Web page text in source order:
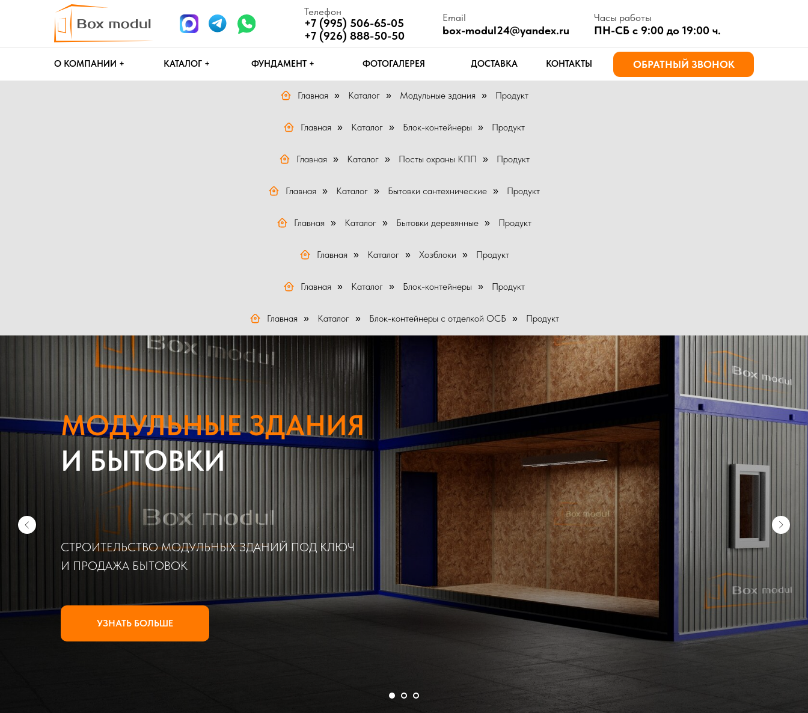
Телефон
+7 (995) 506-65-05
+7 (926) 888-50-50
box-modul24@yandex.ru ПН-СБ с 9:00 до 19:00 ч.
ОБРАТНЫЙ ЗВОНОК
Главная » Каталог » Модульные здания » Продукт
Главная » Каталог » Блок-контейнеры » Продукт
Главная » Каталог » Посты охраны КПП » Продукт
Главная » Каталог » Бытовки сантехнические » Продукт
Главная » Каталог » Бытовки деревянные » Продукт
Главная » Каталог » Хозблоки » Продукт
Главная » Каталог » Блок-контейнеры » Продукт
Главная » Каталог » Блок-контейнеры с отделкой ОСБ » Продукт
МОДУЛЬНЫЕ ЗДАНИЯ
И БЫТОВКИ
СТРОИТЕЛЬСТВО МОДУЛЬНЫХ ЗДАНИЙ ПОД КЛЮЧ
И ПРОДАЖА БЫТОВОК
УЗНАТЬ БОЛЬШЕ